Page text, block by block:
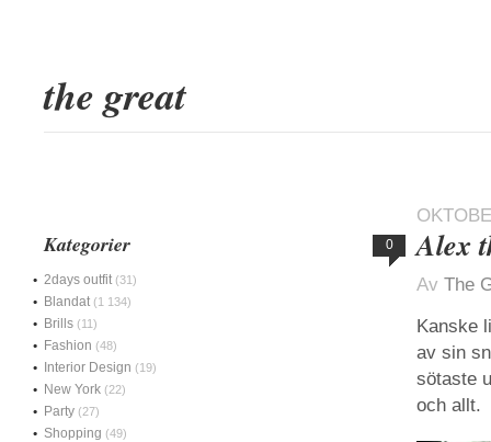
the great
0 Alex
Av The
Kanske
av sin
sötaste
och allt.
Kategorier
2days outfit (31)
Blandat (1 134)
Brills (11)
Fashion (48)
Interior Design (19)
New York (22)
Party (27)
Shopping (49)